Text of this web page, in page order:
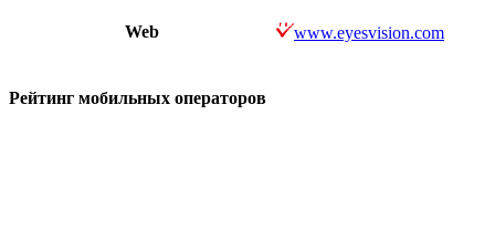
Web www.eyesvision.com
Рейтинг мобильных операторов